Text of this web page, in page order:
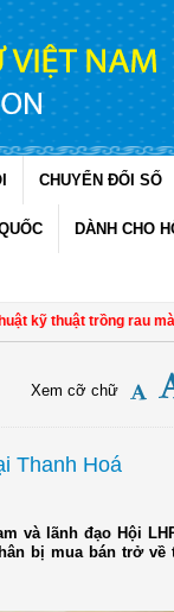
CHUYỂN ĐỔI SỐ
DÀNH CHO
thuật trồng rau màu
Xem cỡ chữ
Thanh Hoá
và lãnh đạo Hội
bị mua bán trở về